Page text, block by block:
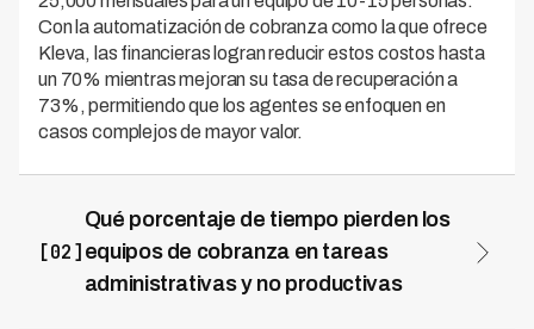
Con la automatización de cobranza como la que ofrece
Kleva, las financieras logran reducir estos costos hasta
un 70% mientras mejoran su tasa de recuperación a
73%, permitiendo que los agentes se enfoquen en
casos complejos de mayor valor.
[02]
Qué porcentaje de tiempo pierden los
equipos de cobranza en tareas
administrativas y no productivas